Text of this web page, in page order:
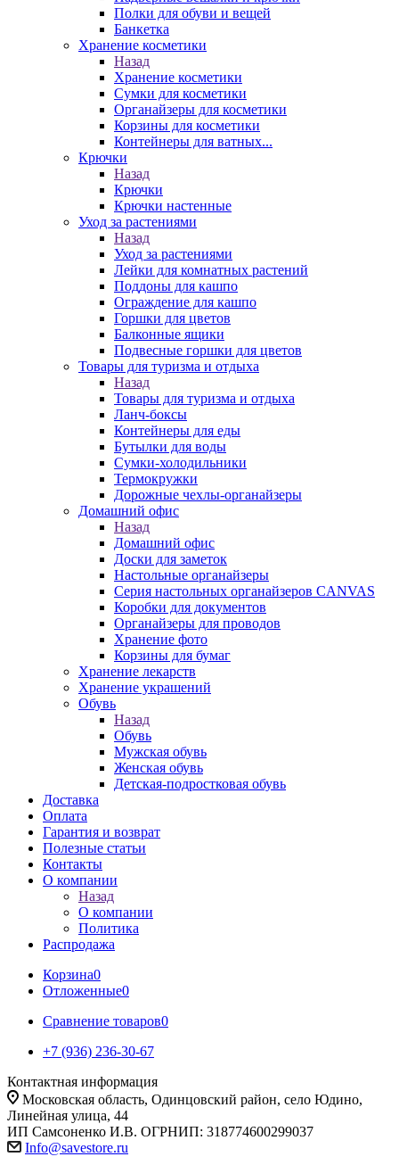
Полки для обуви и вещей
Банкетка
Хранение косметики
Назад
Хранение косметики
Сумки для косметики
Органайзеры для косметики
Корзины для косметики
Контейнеры для ватных...
Крючки
Назад
Крючки
Крючки настенные
Уход за растениями
Назад
Уход за растениями
Лейки для комнатных растений
Поддоны для кашпо
Ограждение для кашпо
Горшки для цветов
Балконные ящики
Подвесные горшки для цветов
Товары для туризма и отдыха
Назад
Товары для туризма и отдыха
Ланч-боксы
Контейнеры для еды
Бутылки для воды
Сумки-холодильники
Термокружки
Дорожные чехлы-органайзеры
Домашний офис
Назад
Домашний офис
Доски для заметок
Настольные органайзеры
Серия настольных органайзеров CANVAS
Коробки для документов
Органайзеры для проводов
Хранение фото
Корзины для бумаг
Хранение лекарств
Хранение украшений
Обувь
Назад
Обувь
Мужская обувь
Женская обувь
Детская-подростковая обувь
Доставка
Оплата
Гарантия и возврат
Полезные статьи
Контакты
О компании
Назад
О компании
Политика
Распродажа
Корзина0
Отложенные0
Сравнение товаров0
+7 (936) 236-30-67
Контактная информация
Московская область, Одинцовский район, село Юдино,
Линейная улица, 44
ИП Самсоненко И.В. ОГРНИП: 318774600299037
Info@savestore.ru